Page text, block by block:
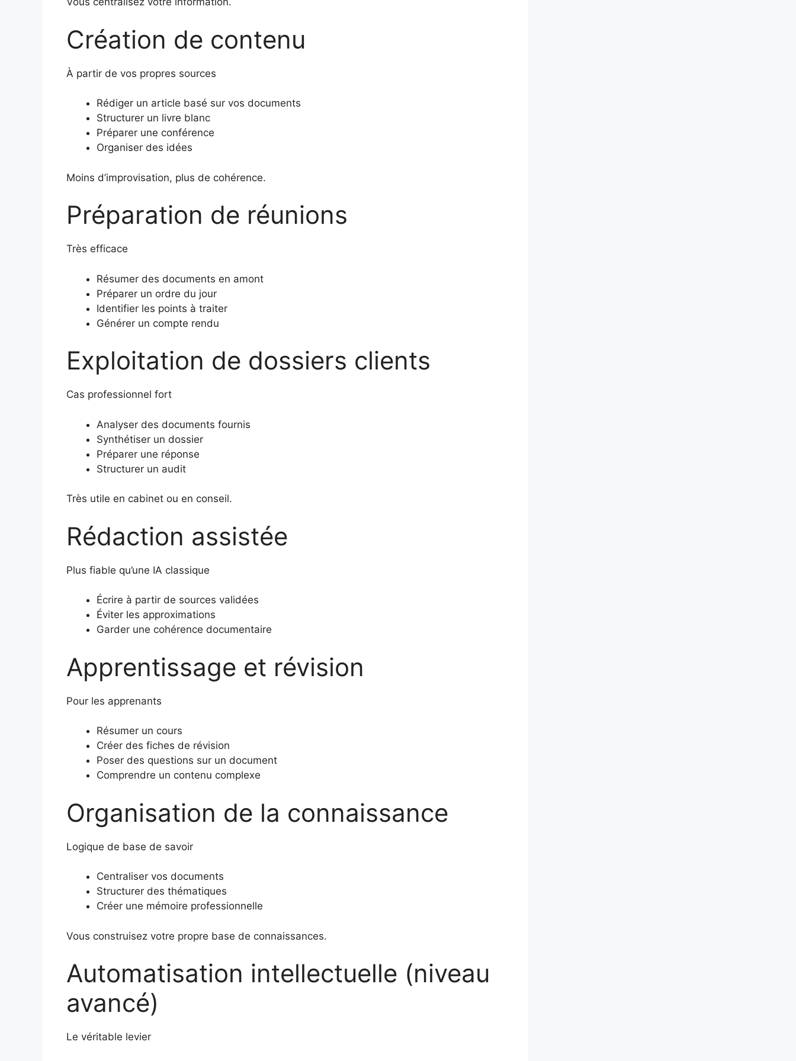
Création de contenu
À partir de vos propres sources
Rédiger un article basé sur vos documents
Structurer un livre blanc
Préparer une conférence
Organiser des idées
Moins d’improvisation, plus de cohérence.
Préparation de réunions
Très efficace
Résumer des documents en amont
Préparer un ordre du jour
Identifier les points à traiter
Générer un compte rendu
Exploitation de dossiers clients
Cas professionnel fort
Analyser des documents fournis
Synthétiser un dossier
Préparer une réponse
Structurer un audit
Très utile en cabinet ou en conseil.
Rédaction assistée
Plus fiable qu’une IA classique
Écrire à partir de sources validées
Éviter les approximations
Garder une cohérence documentaire
Apprentissage et révision
Pour les apprenants
Résumer un cours
Créer des fiches de révision
Poser des questions sur un document
Comprendre un contenu complexe
Organisation de la connaissance
Logique de base de savoir
Centraliser vos documents
Structurer des thématiques
Créer une mémoire professionnelle
Vous construisez votre propre base de connaissances.
Automatisation intellectuelle (niveau
avancé)
Le véritable levier